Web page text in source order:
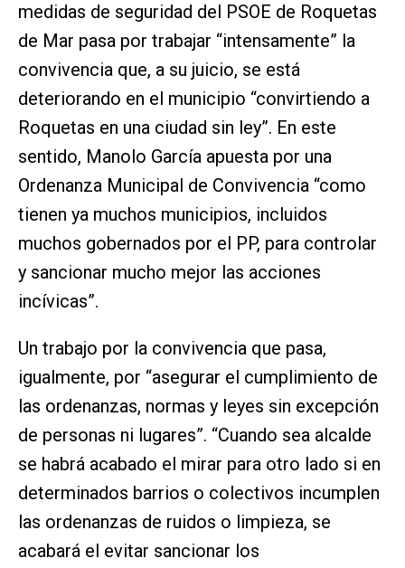
medidas de seguridad del PSOE de Roquetas
de Mar pasa por trabajar “intensamente” la
convivencia que, a su juicio, se está
deteriorando en el municipio “convirtiendo a
Roquetas en una ciudad sin ley”. En este
sentido, Manolo García apuesta por una
Ordenanza Municipal de Convivencia “como
tienen ya muchos municipios, incluidos
muchos gobernados por el PP, para controlar
y sancionar mucho mejor las acciones
incívicas”.
Un trabajo por la convivencia que pasa,
igualmente, por “asegurar el cumplimiento de
las ordenanzas, normas y leyes sin excepción
de personas ni lugares”. “Cuando sea alcalde
se habrá acabado el mirar para otro lado si en
determinados barrios o colectivos incumplen
las ordenanzas de ruidos o limpieza, se
acabará el evitar sancionar los